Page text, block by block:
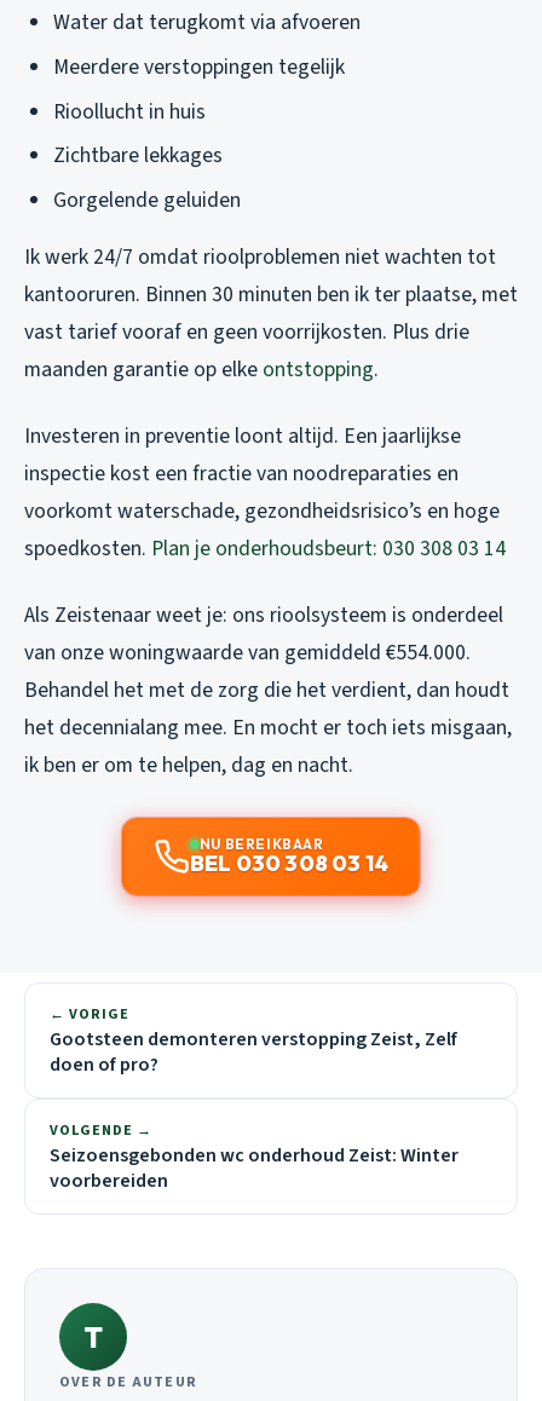
Water dat terugkomt via afvoeren
Meerdere verstoppingen tegelijk
Rioollucht in huis
Zichtbare lekkages
Gorgelende geluiden
Ik werk 24/7 omdat rioolproblemen niet wachten tot
kantooruren. Binnen 30 minuten ben ik ter plaatse, met
vast tarief vooraf en geen voorrijkosten. Plus drie
maanden garantie op elke ontstopping.
Investeren in preventie loont altijd. Een jaarlijkse
inspectie kost een fractie van noodreparaties en
voorkomt waterschade, gezondheidsrisico’s en hoge
spoedkosten. Plan je onderhoudsbeurt: 030 308 03 14
Als Zeistenaar weet je: ons rioolsysteem is onderdeel
van onze woningwaarde van gemiddeld €554.000.
Behandel het met de zorg die het verdient, dan houdt
het decennialang mee. En mocht er toch iets misgaan,
ik ben er om te helpen, dag en nacht.
NU BEREIKBAAR
BEL 030 308 03 14
← VORIGE
Gootsteen demonteren verstopping Zeist, Zelf
doen of pro?
VOLGENDE →
Seizoensgebonden wc onderhoud Zeist: Winter
voorbereiden
T
OVER DE AUTEUR